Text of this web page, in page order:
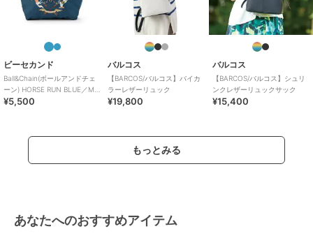
ビーセカンド
Ball&Chain(ボールアンドチェ
ーン) HORSE RUN BLUE／M
サイズ
¥5,500
バルコス
【BARCOS/バルコス】バイカ
ラーレザーリュック
¥19,800
バルコス
【BARCOS/バルコス】シュリ
ンクレザーリュックサック
¥15,400
もっとみる
あなたへのおすすめアイテム